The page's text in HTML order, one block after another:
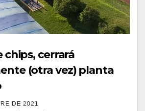
chips, cerrará
(otra vez) planta
DE 2021